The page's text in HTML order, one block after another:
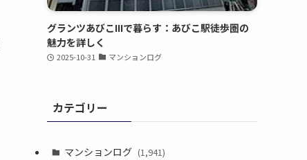
グランツあびこIIIで暮らす：あびこ駅徒歩圏の
魅力を詳しく
2025-10-31 マンションログ
カテゴリー
マンションログ (1,941)